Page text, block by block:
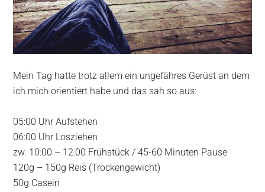
Mein Tag hatte trotz allem ein ungefähres Gerüst an dem
ich mich orientiert habe und das sah so aus:
05:00 Uhr Aufstehen
06:00 Uhr Losziehen
zw. 10:00 – 12:00 Frühstück / 45-60 Minuten Pause
120g – 150g Reis (Trockengewicht)
50g Casein